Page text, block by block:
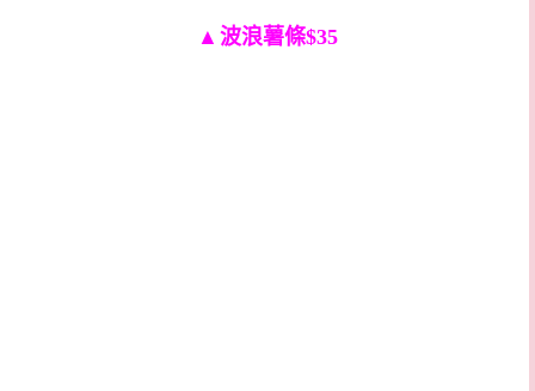
▲ 波浪薯條$35